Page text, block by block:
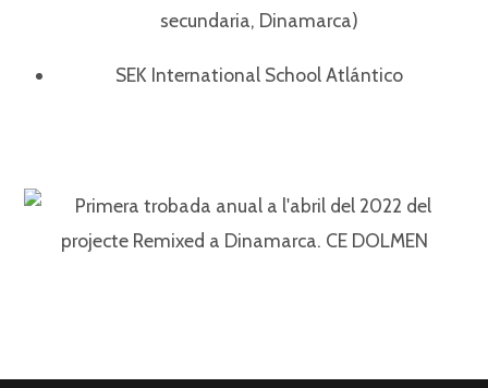
secundaria, Dinamarca)
SEK International School Atlántico